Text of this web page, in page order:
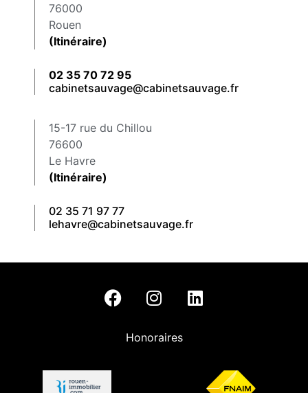
76000
Rouen
(Itinéraire)
02 35 70 72 95
cabinetsauvage@cabinetsauvage.fr
15-17 rue du Chillou
76600
Le Havre
(Itinéraire)
02 35 71 97 77
lehavre@cabinetsauvage.fr
Honoraires